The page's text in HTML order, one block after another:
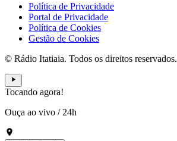
Política de Privacidade
Portal de Privacidade
Política de Cookies
Gestão de Cookies
© Rádio Itatiaia. Todos os direitos reservados.
Tocando agora!
Ouça ao vivo / 24h